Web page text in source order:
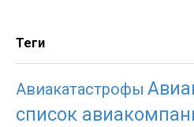
Теги
Авиакатастрофы
список